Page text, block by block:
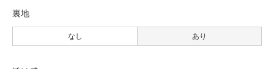
裏地
なし あり